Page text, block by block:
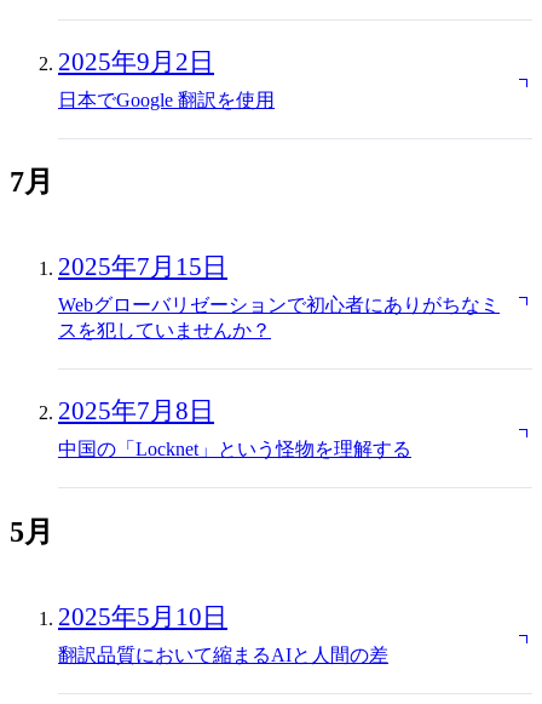
2025年9月2日
日本でGoogle 翻訳を使用
7月
2025年7月15日
Webグローバリゼーションで初心者にありがちなミ
スを犯していませんか？
2025年7月8日
中国の「Locknet」という怪物を理解する
5月
2025年5月10日
翻訳品質において縮まるAIと人間の差